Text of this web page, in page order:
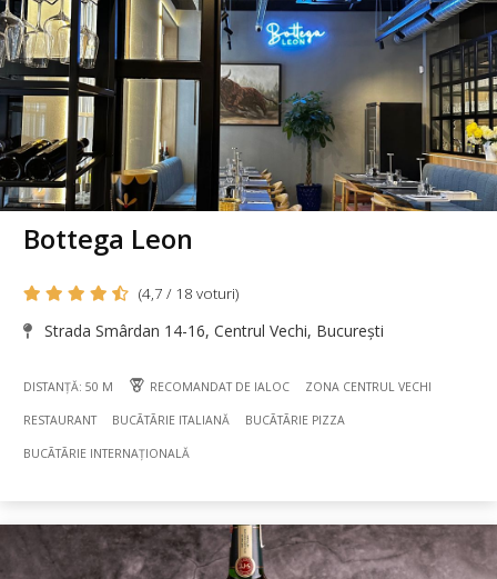
Bottega Leon
(4,7 / 18 voturi)
Strada Smârdan 14-16, Centrul Vechi, București
DISTANȚĂ: 50 M RECOMANDAT DE IALOC ZONA CENTRUL VECHI
RESTAURANT BUCÃTÃRIE ITALIANĂ BUCÃTÃRIE PIZZA
BUCÃTÃRIE INTERNAȚIONALĂ